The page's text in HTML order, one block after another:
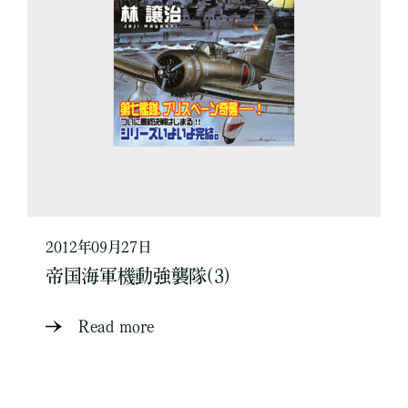
2012年09月27日
帝国海軍機動強襲隊(3)
Read more